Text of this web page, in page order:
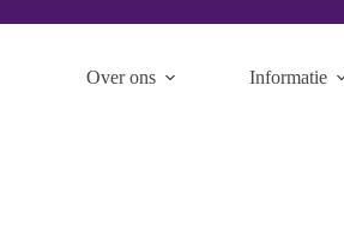
Over ons Informatie